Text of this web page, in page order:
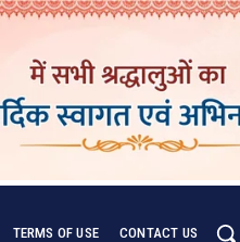
TERMS OF USE CONTACT US